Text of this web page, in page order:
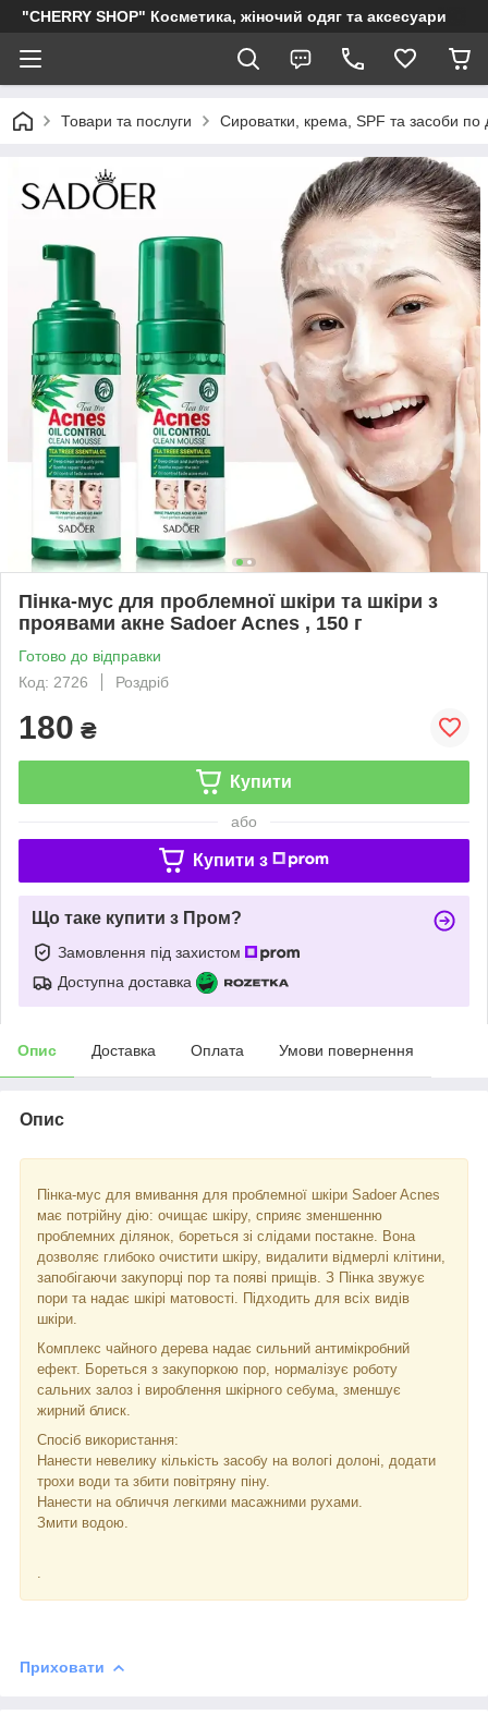
"CHERRY SHOP" Косметика, жіночий одяг та аксесуари
Товари та послуги Сироватки, крема, SPF та засоби по
Пінка-мус для проблемної шкіри та шкіри з
проявами акне Sadoer Acnes , 150 г
Готово до відправки
Код: 2726
Роздріб
180 ₴
Купити
або
Купити з
Що таке купити з Пром?
Замовлення під захистом
Доступна доставка
Опис Доставка Оплата Умови повернення
Опис
Пінка-мус для вмивання для проблемної шкіри Sadoer Acnes
має потрійну дію: очищає шкіру, сприяє зменшенню
проблемних ділянок, бореться зі слідами постакне. Вона
дозволяє глибоко очистити шкіру, видалити відмерлі клітини,
запобігаючи закупорці пор та появі прищів. З Пінка звужує
пори та надає шкірі матовості. Підходить для всіх видів
шкіри.
Комплекс чайного дерева надає сильний антимікробний
ефект. Бореться з закупоркою пор, нормалізує роботу
сальних залоз і вироблення шкірного себума, зменшує
жирний блиск.
Спосіб використання:
Нанести невелику кількість засобу на вологі долоні, додати
трохи води та збити повітряну піну.
Нанести на обличчя легкими масажними рухами.
Змити водою.
Приховати